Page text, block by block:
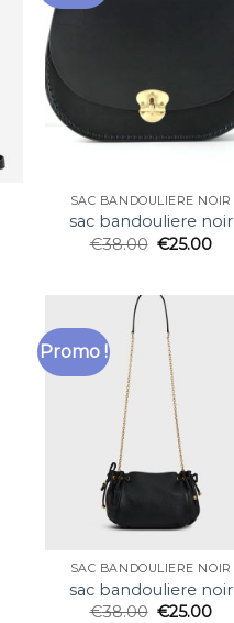
SAC BANDOULIERE NOIR
sac bandouliere noir
€38.00 €25.00
Promo !
SAC BANDOULIERE NOIR
sac bandouliere noir
€38.00 €25.00